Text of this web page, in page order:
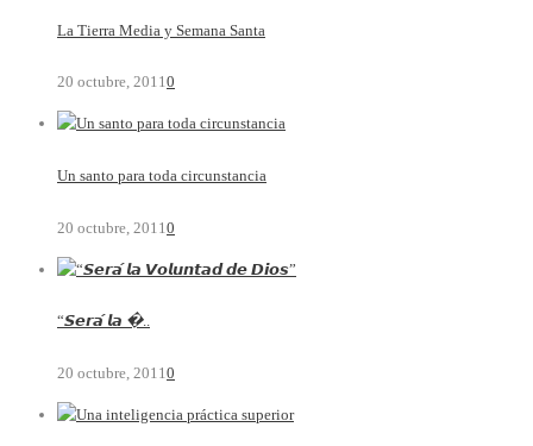
La Tierra Media y Semana Santa
20 octubre, 20110
Un santo para toda circunstancia
20 octubre, 2011 0
“𝙎𝙚𝙧𝙖́ 𝙡𝙖 �..
20 octubre, 20110